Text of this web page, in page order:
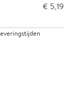
€ 5,19